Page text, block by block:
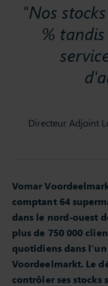
Directeur Adjoint
"Nos
%
Vomar
comptant 64
dans le nord-ouest
plus de 750 000
quotidiens dans
Voordeelmarkt. Le
contrôler ses stocks